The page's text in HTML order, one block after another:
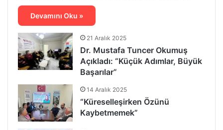
Devamını Oku »
21 Aralık 2025
Dr. Mustafa Tuncer Okumuş
Açıkladı: “Küçük Adımlar, Büyük
Başarılar”
14 Aralık 2025
“Küreselleşirken Özünü
Kaybetmemek”